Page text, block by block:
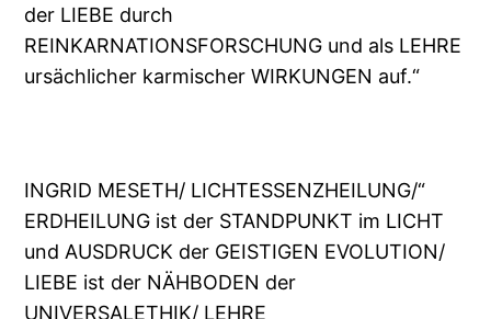
der LIEBE durch
REINKARNATIONSFORSCHUNG und als LEHRE
ursächlicher karmischer WIRKUNGEN auf.“
INGRID MESETH/ LICHTESSENZHEILUNG/“
ERDHEILUNG ist der STANDPUNKT im LICHT
und AUSDRUCK der GEISTIGEN EVOLUTION/
LIEBE ist der NÄHBODEN der
UNIVERSALETHIK/ LEHRE